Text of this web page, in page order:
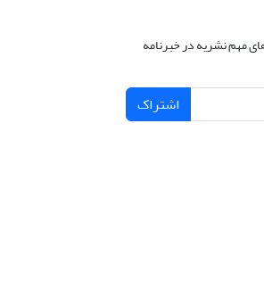
مهم نشریه در خبرنامه
اشتراک